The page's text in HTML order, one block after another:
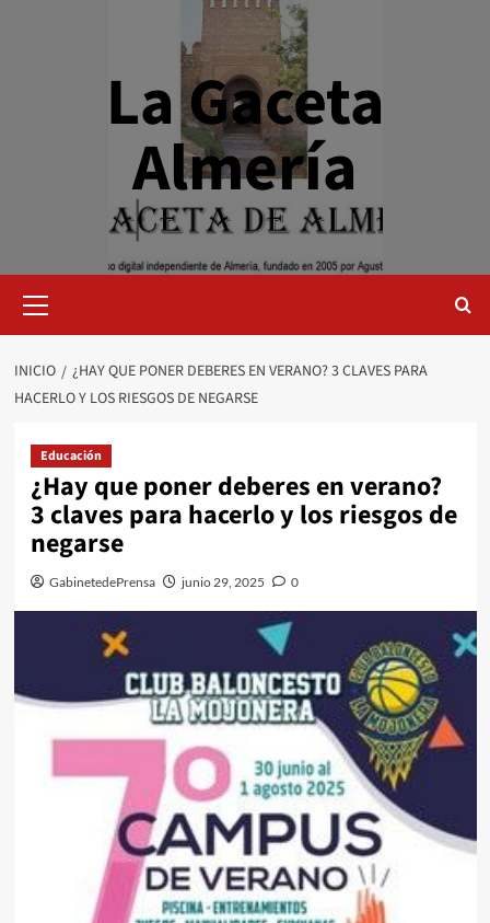
La Gaceta
Almería
primario
INICIO
¿HAY QUE PONER DEBERES EN VERANO? 3 CLAVES PARA
HACERLO Y LOS RIESGOS DE NEGARSE
Educación
¿Hay que poner deberes en verano?
3 claves para hacerlo y los riesgos de
negarse
GabinetedePrensa junio 29, 2025 0